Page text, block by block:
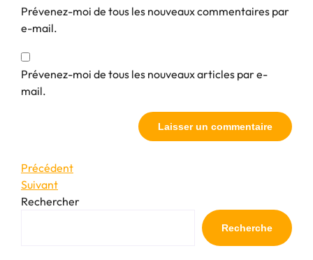
Prévenez-moi de tous les nouveaux commentaires par
e-mail.
Prévenez-moi de tous les nouveaux articles par e-
mail.
Navigation
de
Article
précédent
Précédent
Article
suivant
Suivant
Rechercher
Recherche